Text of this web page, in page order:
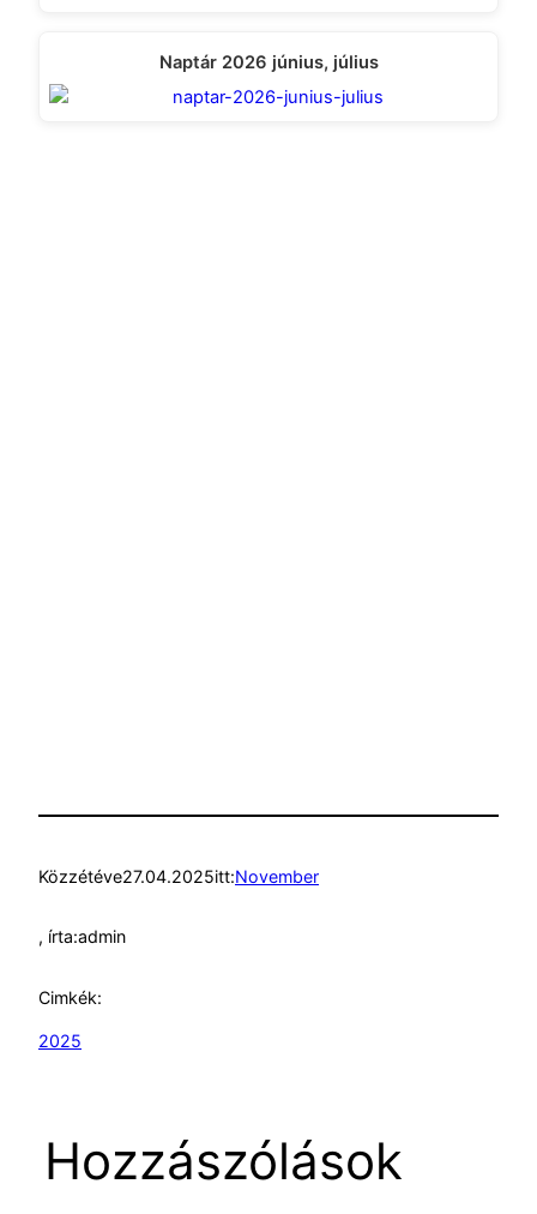
Naptár 2026 június, július
Közzétéve27.04.2025itt:November
, írta:admin
Cimkék:
2025
Hozzászólások